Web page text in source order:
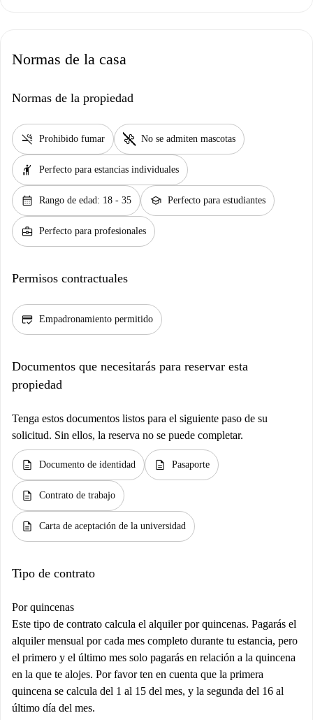
Normas de la casa
Normas de la propiedad
smoke_free Prohibido fumar pet_supplies No se admiten mascotas
hail Perfecto para estancias individuales
calendar_month Rango de edad: 18 - 35 school Perfecto para estudiantes
business_center Perfecto para profesionales
Permisos contractuales
credit_score Empadronamiento permitido
Documentos que necesitarás para reservar esta
propiedad
Tenga estos documentos listos para el siguiente paso de su
solicitud. Sin ellos, la reserva no se puede completar.
description Documento de identidad description Pasaporte
description Contrato de trabajo
description Carta de aceptación de la universidad
Tipo de contrato
Por quincenas
Este tipo de contrato calcula el alquiler por quincenas. Pagarás el
alquiler mensual por cada mes completo durante tu estancia, pero
el primero y el último mes solo pagarás en relación a la quincena
en la que te alojes. Por favor ten en cuenta que la primera
quincena se calcula del 1 al 15 del mes, y la segunda del 16 al
último día del mes.